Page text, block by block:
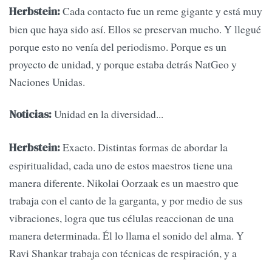
Herbstein:Cada contacto fue un reme gigante y está muy
bien que haya sido así. Ellos se preservan mucho. Y llegué
porque esto no venía del periodismo. Porque es un
proyecto de unidad, y porque estaba detrás NatGeo y
Naciones Unidas.
Noticias:Unidad en la diversidad...
Herbstein:Exacto. Distintas formas de abordar la
espiritualidad, cada uno de estos maestros tiene una
manera diferente. Nikolai Oorzaak es un maestro que
trabaja con el canto de la garganta, y por medio de sus
vibraciones, logra que tus células reaccionan de una
manera determinada. Él lo llama el sonido del alma. Y
Ravi Shankar trabaja con técnicas de respiración, y a